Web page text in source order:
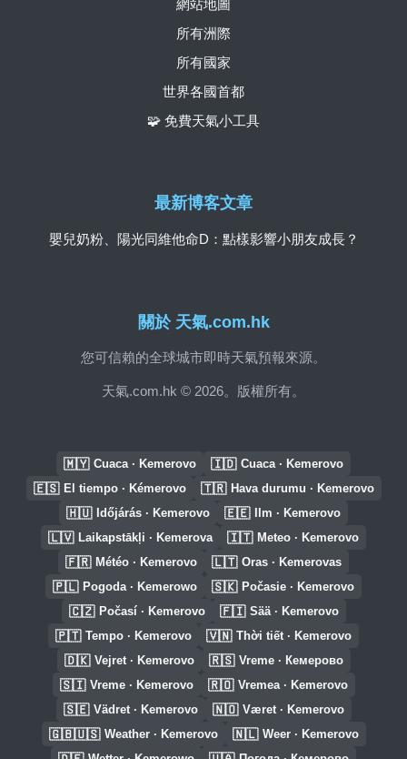
關於 天氣.com.hk
您可信賴的全球城市即時天氣預報來源。
天氣.com.hk © 2026。版權所有。
網站地圖
所有洲際
所有國家
世界各國首都
🧩 免費天氣小工具
最新博客文章
嬰兒奶粉、陽光同維他命D：點樣影響小朋友成長？
🇲🇾 Cuaca · Kemerovo 🇮🇩 Cuaca · Kemerovo
🇪🇸 El tiempo · Kémerovo 🇹🇷 Hava durumu · Kemerovo
🇭🇺 Időjárás · Kemerovo 🇪🇪 Ilm · Kemerovo
🇱🇻 Laikapstākļi · Kemerova 🇮🇹 Meteo · Kemerovo
🇫🇷 Météo · Kemerovo 🇱🇹 Oras · Kemerovas
🇵🇱 Pogoda · Kemerowo 🇸🇰 Počasie · Kemerovo
🇨🇿 Počasí · Kemerovo 🇫🇮 Sää · Kemerovo
🇵🇹 Tempo · Kemerovo 🇻🇳 Thời tiết · Kemerovo
🇩🇰 Vejret · Kemerovo 🇷🇸 Vreme · Кемерово
🇸🇮 Vreme · Kemerovo 🇷🇴 Vremea · Kemerovo
🇸🇪 Vädret · Kemerovo 🇳🇴 Været · Kemerovo
🇬🇧🇺🇸 Weather · Kemerovo 🇳🇱 Weer · Kemerovo